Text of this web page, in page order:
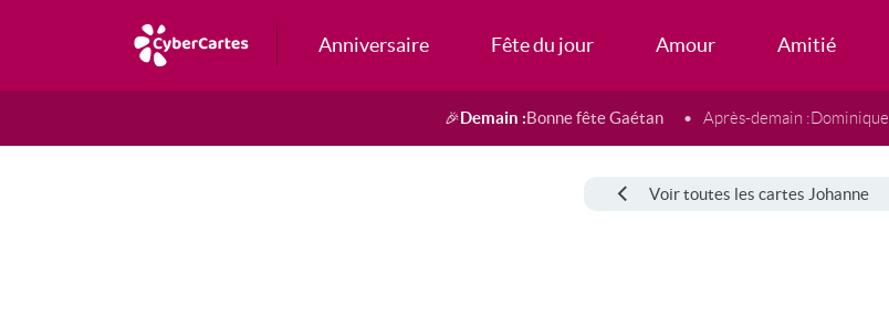
Anniversaire Fête du jour Amour Amitié
🎉Demain :Bonne fête Gaétan Après-demain :Dominique
Voir toutes les cartes Johanne